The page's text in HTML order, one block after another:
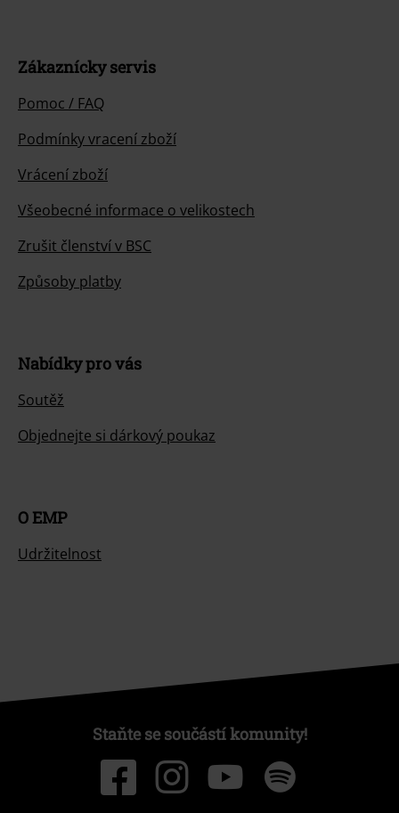
Zákaznícky servis
Pomoc / FAQ
Podmínky vracení zboží
Vrácení zboží
Všeobecné informace o velikostech
Zrušit členství v BSC
Způsoby platby
Nabídky pro vás
Soutěž
Objednejte si dárkový poukaz
O EMP
Udržitelnost
Staňte se součástí komunity!